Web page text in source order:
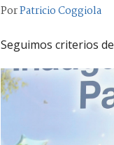
PorPatricio Coggiola
Seguimos criterios de